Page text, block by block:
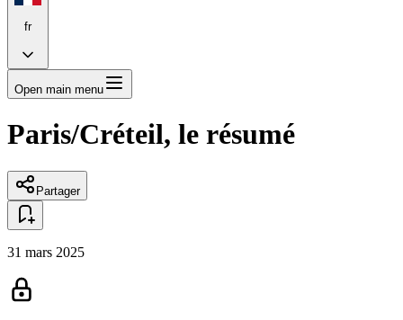
fr
Open main menu
Paris/Créteil, le résumé
Partager
31 mars 2025